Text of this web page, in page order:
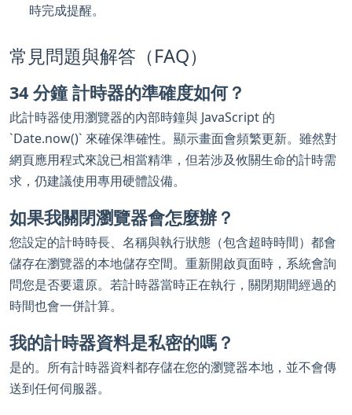
時完成提醒。
常見問題與解答（FAQ）
34 分鐘 計時器的準確度如何？
此計時器使用瀏覽器的內部時鐘與 JavaScript 的
`Date.now()` 來確保準確性。顯示畫面會頻繁更新。雖然對
網頁應用程式來說已相當精準，但若涉及攸關生命的計時需
求，仍建議使用專用硬體設備。
如果我關閉瀏覽器會怎麼辦？
您設定的計時時長、名稱與執行狀態（包含超時時間）都會
儲存在瀏覽器的本地儲存空間。重新開啟頁面時，系統會詢
問您是否要還原。若計時器當時正在執行，關閉期間經過的
時間也會一併計算。
我的計時器資料是私密的嗎？
是的。所有計時器資料都存儲在您的瀏覽器本地，並不會傳
送到任何伺服器。